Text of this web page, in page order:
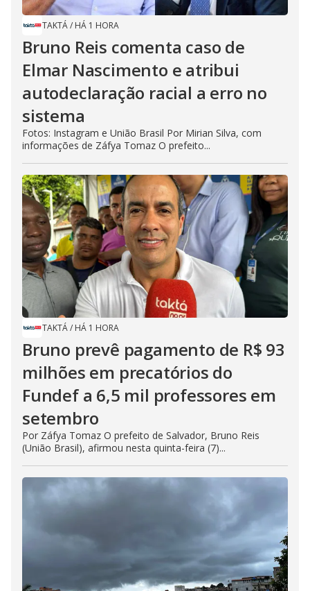
TAKTÁ/ HÁ 1 HORA
Bruno Reis comenta caso de
Elmar Nascimento e atribui
autodeclaração racial a erro no
sistema
Fotos: Instagram e União Brasil Por Mirian Silva, com
informações de Záfya Tomaz O prefeito...
TAKTÁ/ HÁ 1 HORA
Bruno prevê pagamento de R$ 93
milhões em precatórios do
Fundef a 6,5 mil professores em
setembro
Por Záfya Tomaz O prefeito de Salvador, Bruno Reis
(União Brasil), afirmou nesta quinta-feira (7)...